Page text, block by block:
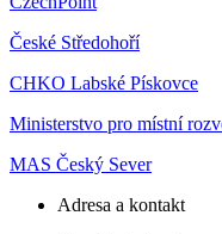
České Středohoří
CHKO Labské Pískovce
Ministerstvo pro místní
MAS Český Sever
Adresa a kontakt